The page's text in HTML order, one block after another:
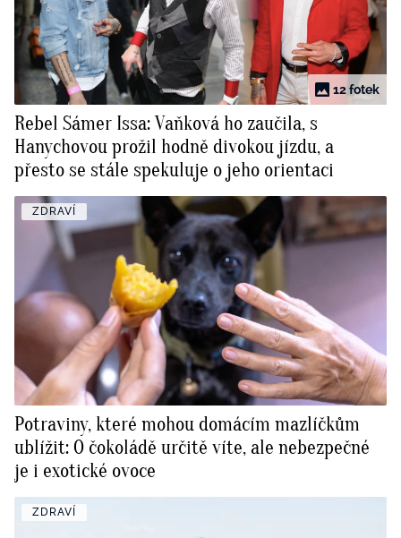
12 fotek
Rebel Sámer Issa: Vaňková ho zaučila, s
Hanychovou prožil hodně divokou jízdu, a
přesto se stále spekuluje o jeho orientaci
ZDRAVÍ
Potraviny, které mohou domácím mazlíčkům
ublížit: O čokoládě určitě víte, ale nebezpečné
je i exotické ovoce
ZDRAVÍ